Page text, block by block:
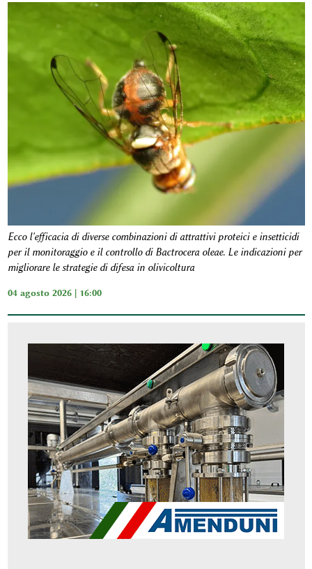
Ecco l'efficacia di diverse combinazioni di attrattivi proteici e insetticidi
per il monitoraggio e il controllo di Bactrocera oleae. Le indicazioni per
migliorare le strategie di difesa in olivicoltura
04 agosto 2026 | 16:00